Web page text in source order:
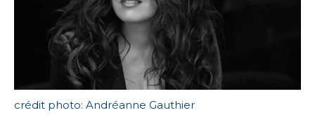
crédit photo: Andréanne Gauthier